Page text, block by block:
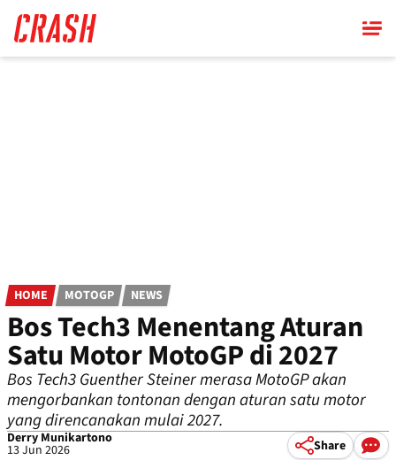
main
content
HOME MOTOGP NEWS
Bos Tech3 Menentang Aturan
Satu Motor MotoGP di 2027
Bos Tech3 Guenther Steiner merasa MotoGP akan
mengorbankan tontonan dengan aturan satu motor
yang direncanakan mulai 2027.
Derry Munikartono
13 Jun 2026 Share